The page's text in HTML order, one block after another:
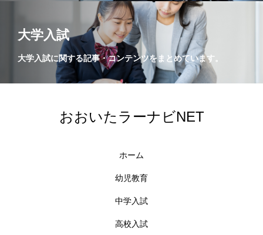
大学入試
大学入試に関する記事・コンテンツをまとめています。
おおいたラーナビNET
ホーム
幼児教育
中学入試
高校入試